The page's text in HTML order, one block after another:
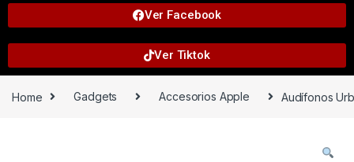
Ver Facebook
Ver Tiktok
Home Gadgets Accesorios Apple Audífonos